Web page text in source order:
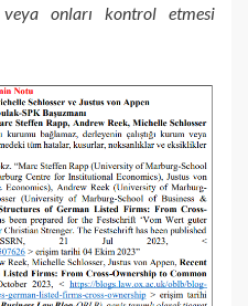
onları kontrol etmesi